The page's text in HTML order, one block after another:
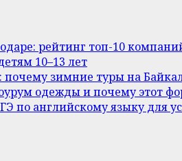
рейтинг топ-10
10–13 лет
почему зимние туры на
одежды и почему этот
по английскому языку для